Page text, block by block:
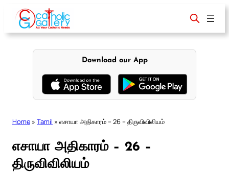
content
Download our App
Home » Tamil » எசாயா அதிகாரம் – 26 – திருவிவிலியம்
எசாயா அதிகாரம் – 26 –
திருவிவிலியம்